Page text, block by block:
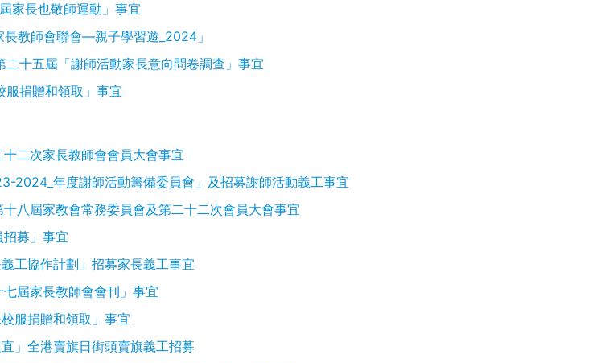
家長也敬師運動」事宜
教師會聯會—親子學習遊_2024」
二十五屆「謝師活動家長意向問卷調查」事宜
服捐贈和領取」事宜
二次家長教師會會員大會事宜
2024_年度謝師活動籌備委員會」及招募謝師活動義工事宜
八屆家教會常務委員會及第二十二次會員大會事宜
募」事宜
工協作計劃」招募家長義工事宜
屆家長教師會會刊」事宜
服捐贈和領取」事宜
」全港賣旗日街頭賣旗義工招募